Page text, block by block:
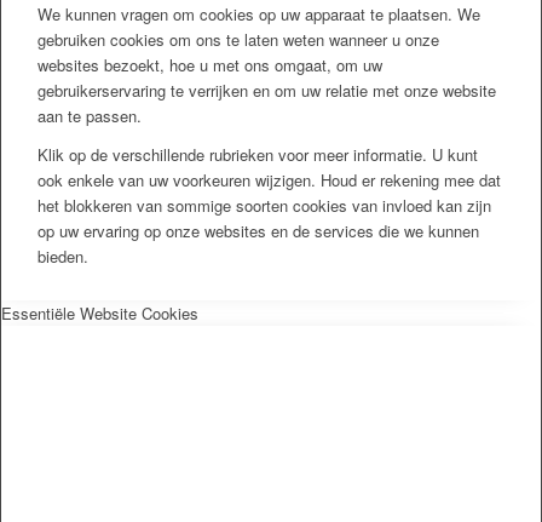
We kunnen vragen om cookies op uw apparaat te plaatsen. We
gebruiken cookies om ons te laten weten wanneer u onze
websites bezoekt, hoe u met ons omgaat, om uw
gebruikerservaring te verrijken en om uw relatie met onze website
aan te passen.
Klik op de verschillende rubrieken voor meer informatie. U kunt
ook enkele van uw voorkeuren wijzigen. Houd er rekening mee dat
het blokkeren van sommige soorten cookies van invloed kan zijn
op uw ervaring op onze websites en de services die we kunnen
bieden.
Essentiële Website Cookies